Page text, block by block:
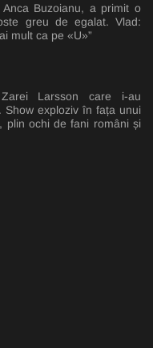
Buzoianu, a primit o
greu de egalat. Vlad:
mult ca pe «U»”
Larsson care i-au
Show exploziv în fața unui
plin ochi de fani români și